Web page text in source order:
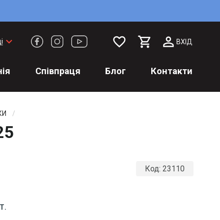
keyboard_arrow_down favorite_border ВХІД
Співпраця Блог Контакти
Код: 23110